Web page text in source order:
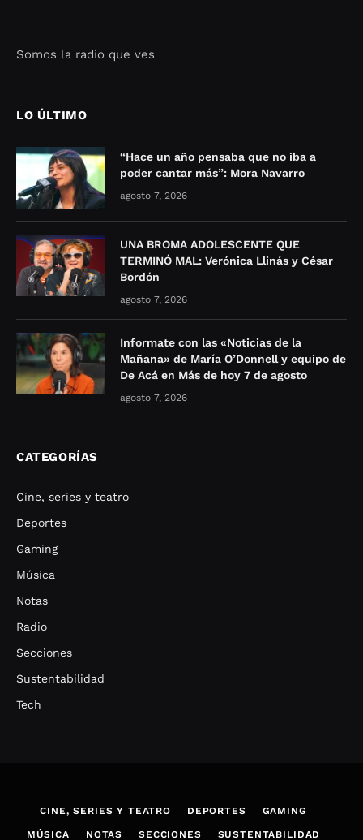
Somos la radio que ves
LO ÚLTIMO
“Hace un año pensaba que no iba a
poder cantar más”: Mora Navarro
agosto 7, 2026
UNA BROMA ADOLESCENTE QUE
TERMINÓ MAL: Verónica Llinás y César
Bordón
agosto 7, 2026
Informate con las «Noticias de la
Mañana» de María O’Donnell y equipo de
De Acá en Más de hoy 7 de agosto
agosto 7, 2026
CATEGORÍAS
Cine, series y teatro
Deportes
Gaming
Música
Notas
Radio
Secciones
Sustentabilidad
Tech
CINE, SERIES Y TEATRO DEPORTES GAMING
MÚSICA NOTAS SECCIONES SUSTENTABILIDAD